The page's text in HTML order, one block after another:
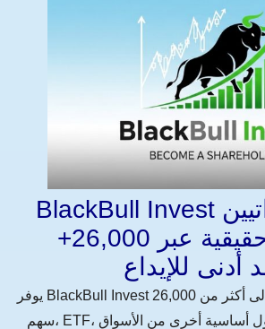
BlackBull Invest يتيح لـ الإماراتيين
شراء أسهم حقيقية عبر 26,000+
للإيداع
يوفر BlackBull Invest لـ الإماراتيين الوصول إلى أكثر من 26,000
سهم، ETF، خيارات، سندات، وأصول أساسية أخرى من الأسواق